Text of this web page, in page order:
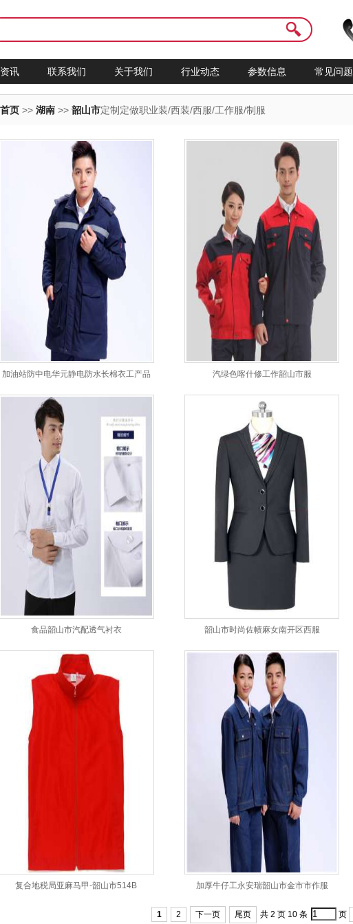
讯 联系我们 关于我们 行业动态 参数信息 常见问题
首页 >>湖南 >>韶山市定制定做职业装/西装/西服/工作服/制服
加油站防中电华元静电防水长棉衣工产品
汽绿色喀什修工作韶山市服
食品韶山市汽配透气衬衣 韶山市时尚佐帻麻女南开区西服
复合地税局亚麻马甲-韶山市514B 加厚牛仔工永安瑞韶山市金市市作服
1 2 下一页 尾页 共 2 页 10 条 页